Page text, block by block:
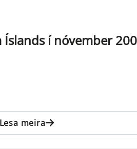
Íslands í nóvember
Lesa meira